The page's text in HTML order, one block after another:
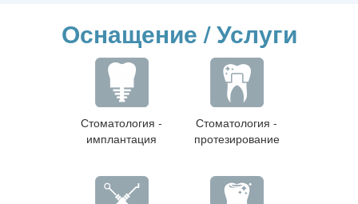
Оснащение / Услуги
Стоматология -
имплантация
Стоматология -
протезирование